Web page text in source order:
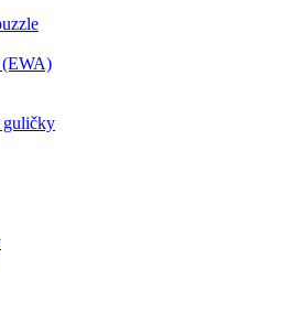
guličky